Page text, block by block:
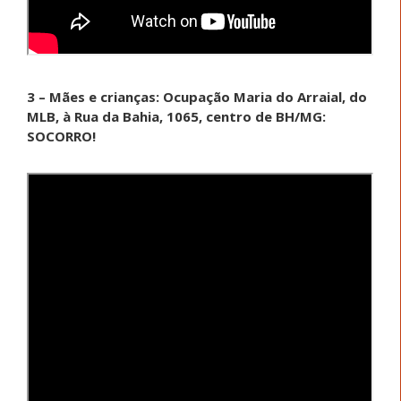
3 – Mães e crianças: Ocupação Maria do Arraial, do
MLB, à Rua da Bahia, 1065, centro de BH/MG:
SOCORRO!